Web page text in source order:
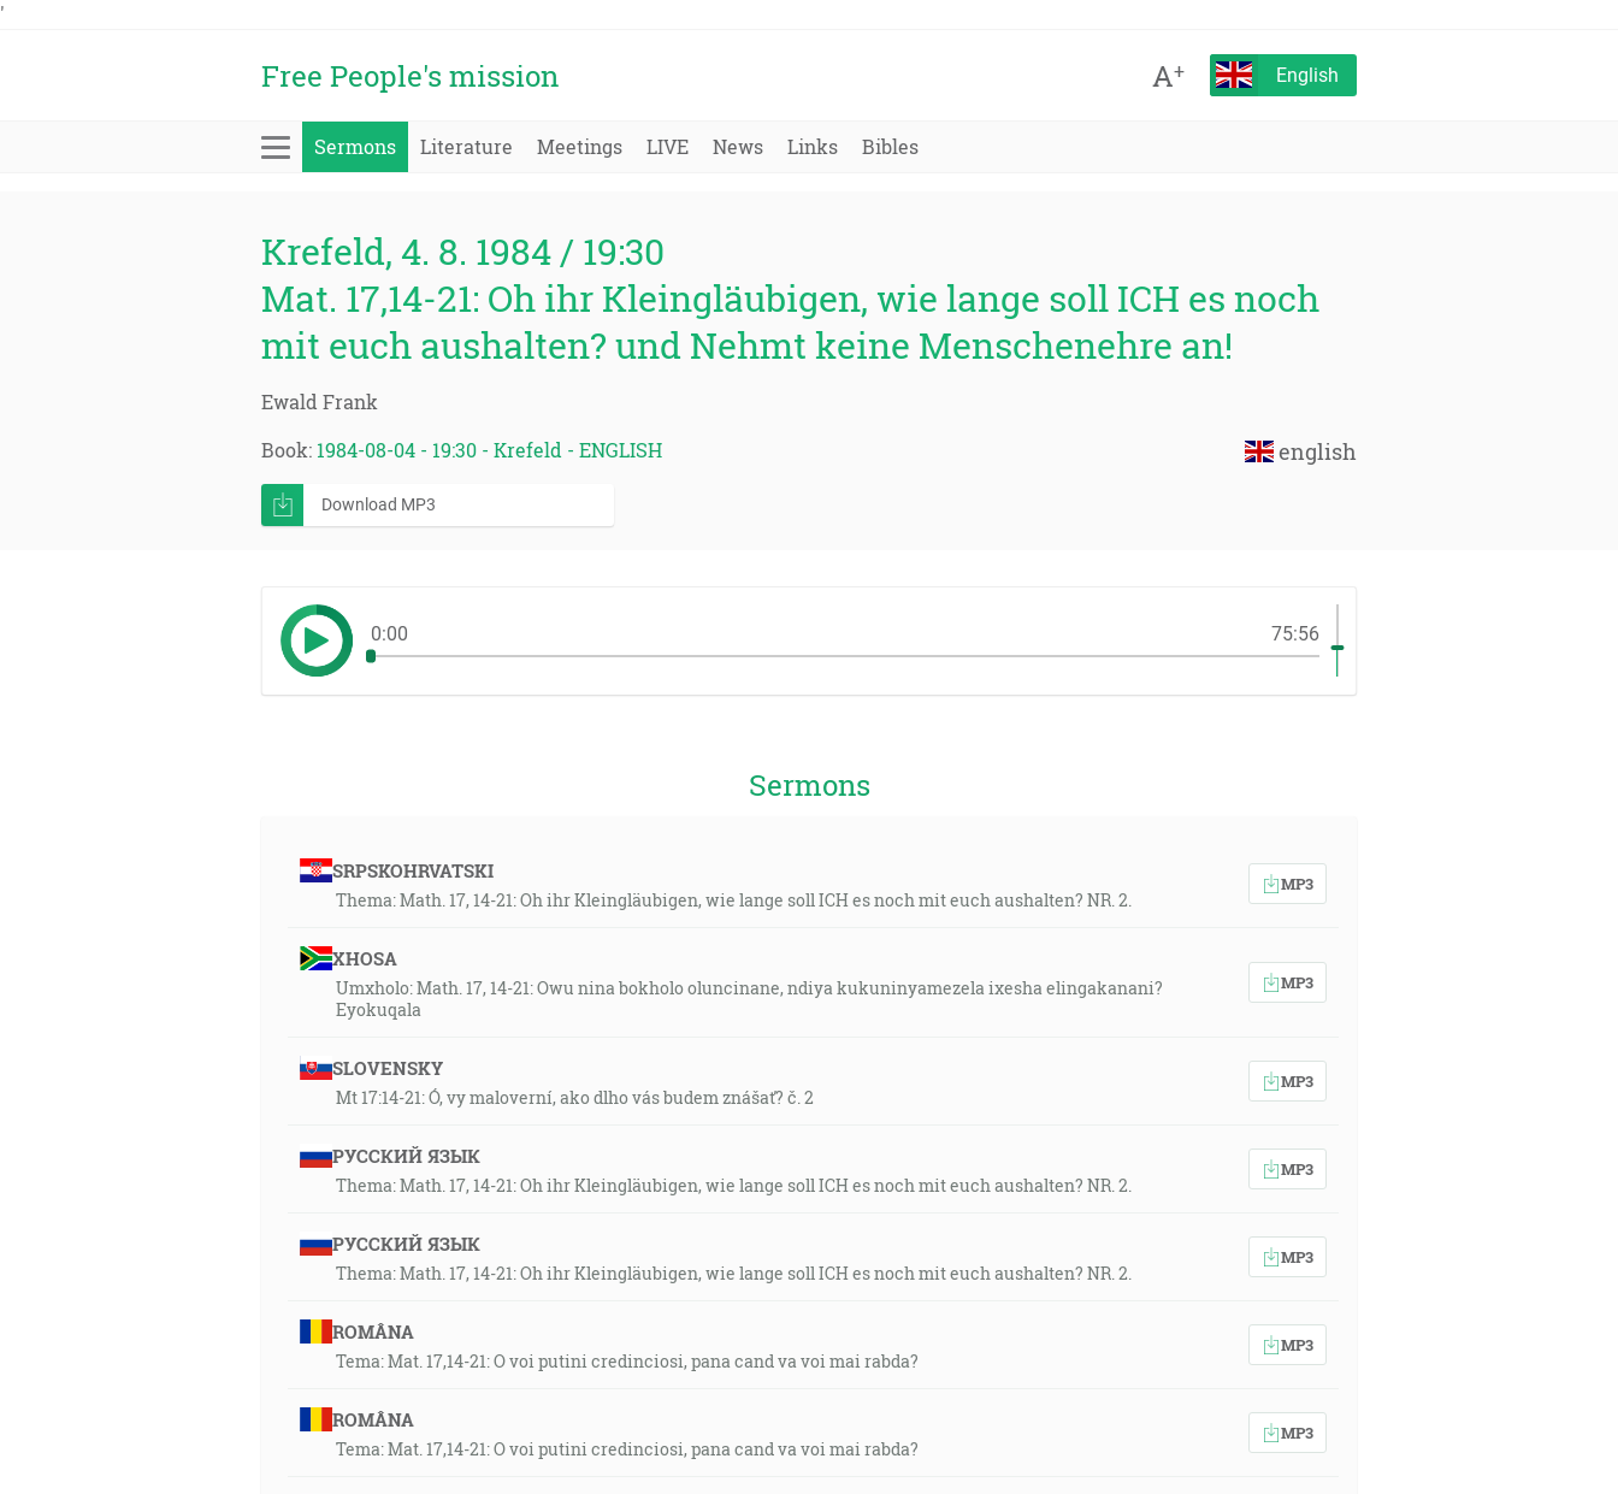
'
Free People's mission A+ English
Sermons Literature Meetings LIVE News Links Bibles
Krefeld, 4. 8. 1984 / 19:30
Mat. 17,14-21: Oh ihr Kleingläubigen, wie lange soll ICH es noch
mit euch aushalten? und Nehmt keine Menschenehre an!
Ewald Frank
english
Book: 1984-08-04 - 19:30 - Krefeld - ENGLISH
Download MP3
0:00 75:56
Sermons
SRPSKOHRVATSKI
Thema: Math. 17, 14-21: Oh ihr Kleingläubigen, wie lange soll ICH es noch mit euch aushalten? NR. 2.
MP3
XHOSA
Umxholo: Math. 17, 14-21: Owu nina bokholo oluncinane, ndiya kukuninyamezela ixesha elingakanani?
Eyokuqala
MP3
SLOVENSKY
Mt 17:14-21: Ó, vy maloverní, ako dlho vás budem znášať? č. 2
MP3
РУССКИЙ ЯЗЫК
Thema: Math. 17, 14-21: Oh ihr Kleingläubigen, wie lange soll ICH es noch mit euch aushalten? NR. 2.
MP3
РУССКИЙ ЯЗЫК
Thema: Math. 17, 14-21: Oh ihr Kleingläubigen, wie lange soll ICH es noch mit euch aushalten? NR. 2.
MP3
ROMÂNA
Tema: Mat. 17,14-21: O voi putini credinciosi, pana cand va voi mai rabda?
MP3
ROMÂNA
Tema: Mat. 17,14-21: O voi putini credinciosi, pana cand va voi mai rabda?
MP3